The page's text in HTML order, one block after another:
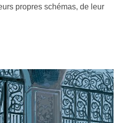
propres schémas, de leur